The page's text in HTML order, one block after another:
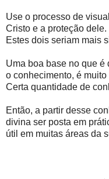
Use o processo de
Cristo e a proteção dele.
Estes dois seriam mais
Uma boa base no que é
o conhecimento, é muito
Certa quantidade de
Então, a partir desse
divina ser posta em
útil em muitas áreas da